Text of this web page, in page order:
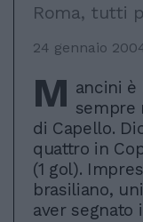
Roma, tutti
24 gennaio
M ancini è
sempre
di Capello.
quattro in
(1 gol).
brasiliano,
aver segnato